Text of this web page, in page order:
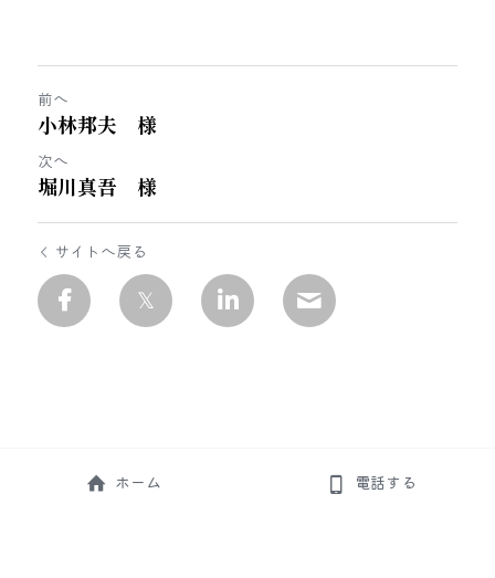
前へ
小林邦夫 様
次へ
堀川真吾 様
サイトへ戻る
ホーム 電話する